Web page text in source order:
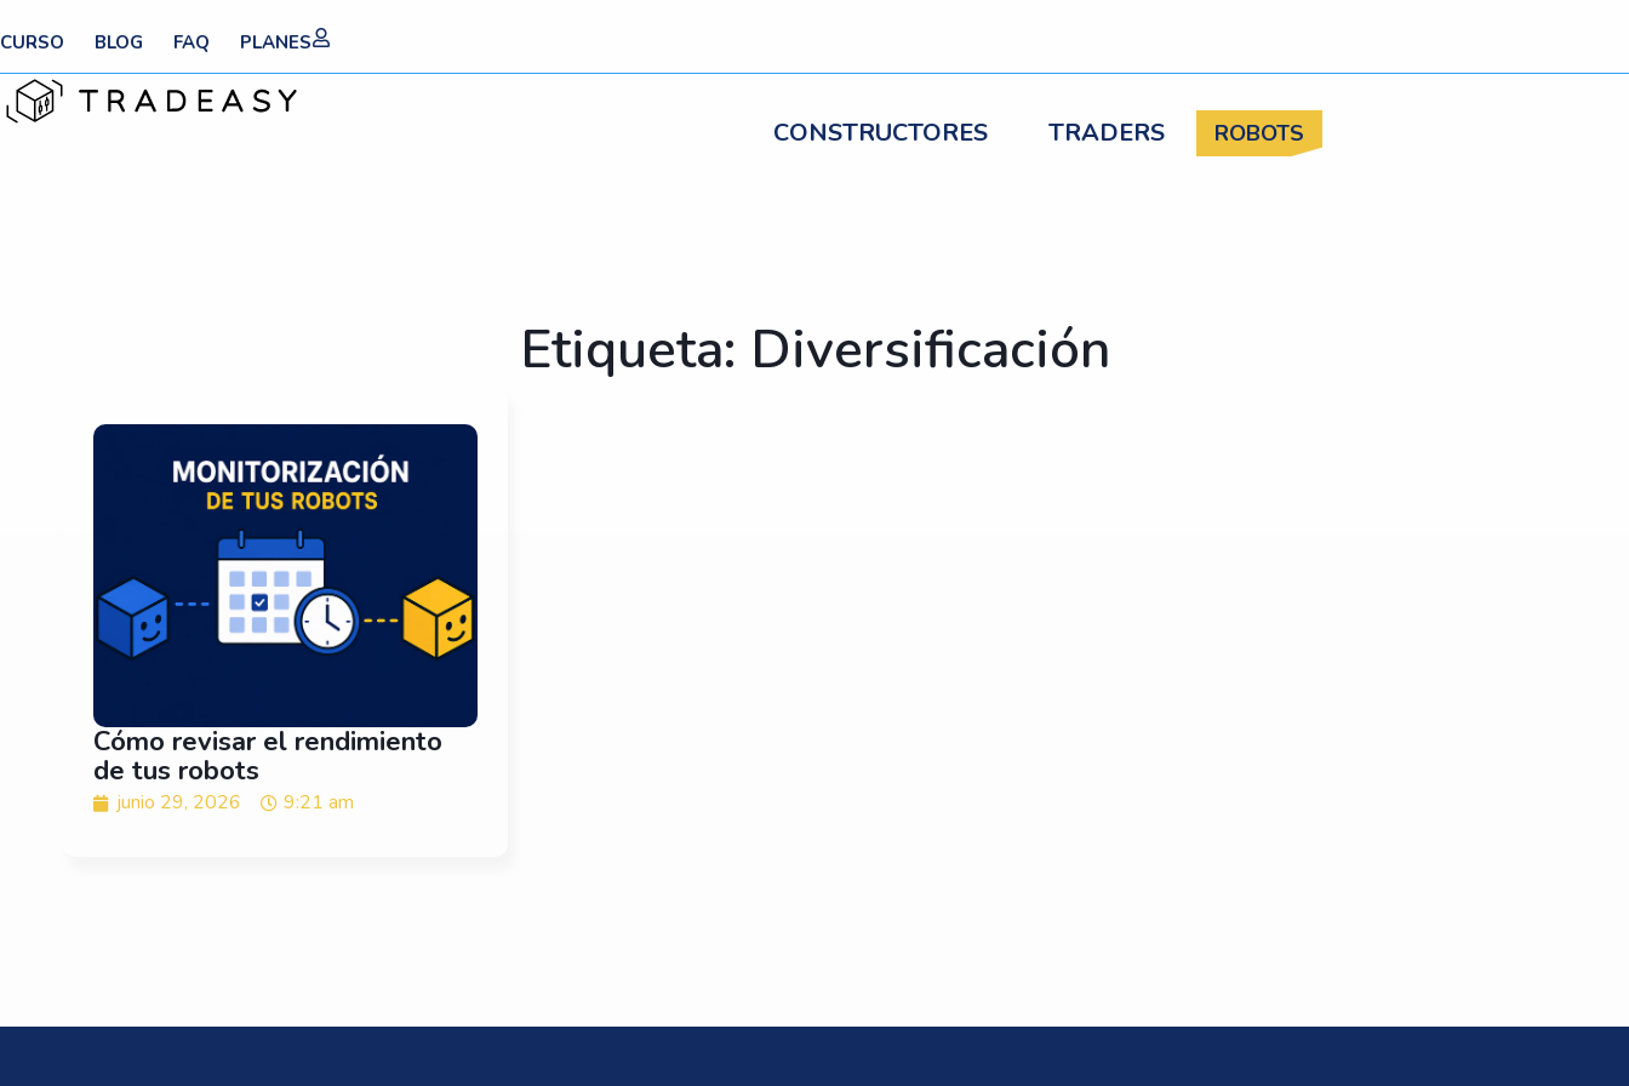
al
contenido
CURSO BLOG FAQ PLANES
CONSTRUCTORES TRADERS ROBOTS
Etiqueta: Diversificación
Cómo revisar el rendimiento
de tus robots
junio 29, 2026 9:21 am